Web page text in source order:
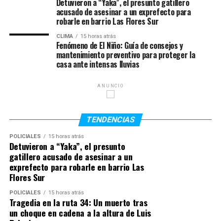
transatlántica de personas esclavizadas y a la
justificación ideológica de la expansión europea:
El pilar económico:La explotación de mano de
obra esclavizada como base del desarrollo del
continente europeo.
El pilar científico:La invención del concepto
biológico de “raza” para justificar la supuesta
supremacía de las personas blancas sobre las
personas negras e indígenas.
El pilar religioso:La deshumanización que
catalogaba a las personas africanas como seres
sin alma para legitimar su sometimiento.
La discriminación en el tejido
estadounidense en la Argentina,Peter Lamelas.En
esos encuentros se analizaron las métricas sobre la baja
en la tasa de homicidios dolosos y la contención de los
delitos de violencia altamente lesiva articulada junto a la
Nación y la Municipalidad.
Declaraciones de las autoridades
sus canales oficiales y en declaraciones a la prensa:
«Es una gran noticia que el
Departamento de Estado de
EE. UU. haya eliminado a
Rosario de su alerta como
zona de mayor riesgo.
Detuvieron a “Yaka”, el presunto gatillero
acusado de asesinar a un exprefecto para
robarle en barrio Las Flores Sur
CLIMA 15 horas atrás
Fenómeno de El Niño: Guía de consejos y
mantenimiento preventivo para proteger la
casa ante intensas lluvias
ANUNCIO
TENDENCIAS
POLICIALES 15 horas atrás
Detuvieron a “Yaka”, el presunto
gatillero acusado de asesinar a un
exprefecto para robarle en barrio Las
Flores Sur
POLICIALES 15 horas atrás
Tragedia en la ruta 34: Un muerto tras
un choque en cadena a la altura de Luis